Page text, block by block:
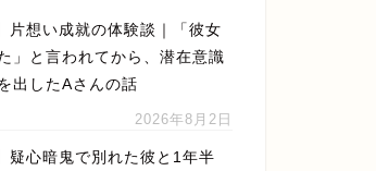
片想い成就の体験談｜「彼女
」と言われてから、潜在意識
出したAさんの話
2026年8月2日
疑心暗鬼で別れた彼と1年半